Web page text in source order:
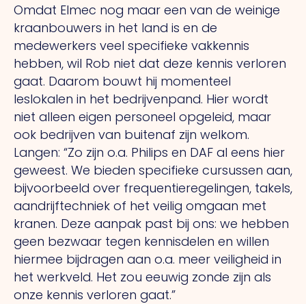
Omdat Elmec nog maar een van de weinige
kraanbouwers in het land is en de
medewerkers veel specifieke vakkennis
hebben, wil Rob niet dat deze kennis verloren
gaat. Daarom bouwt hij momenteel
leslokalen in het bedrijvenpand. Hier wordt
niet alleen eigen personeel opgeleid, maar
ook bedrijven van buitenaf zijn welkom.
Langen: “Zo zijn o.a. Philips en DAF al eens hier
geweest. We bieden specifieke cursussen aan,
bijvoorbeeld over frequentieregelingen, takels,
aandrijftechniek of het veilig omgaan met
kranen. Deze aanpak past bij ons: we hebben
geen bezwaar tegen kennisdelen en willen
hiermee bijdragen aan o.a. meer veiligheid in
het werkveld. Het zou eeuwig zonde zijn als
onze kennis verloren gaat.”